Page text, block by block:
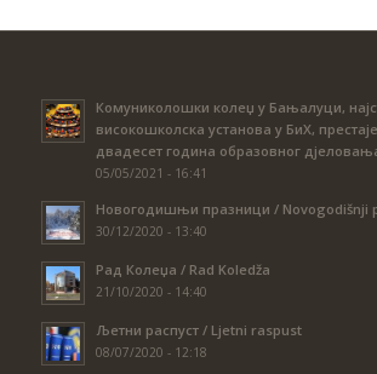
Комуниколошки колеџ у Бањалуци,
високошколска установа у БиХ,
двадесет година образовног
05/05/2021 - 16:41
Новогодишњи празници / Novogodišnji
30/12/2020 - 13:40
Рад Колеџа / Rad Koledža
21/10/2020 - 14:40
Љетни распуст / Ljetni raspust
08/07/2020 - 12:18